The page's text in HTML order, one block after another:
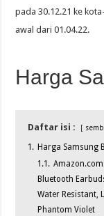
pada 30.12.21 ke
awal dari 01.04.22.
Harga
Daftar isi :
1. Harga Samsung
1.1.
Bluetooth
Water Resistant,
Phantom Violet